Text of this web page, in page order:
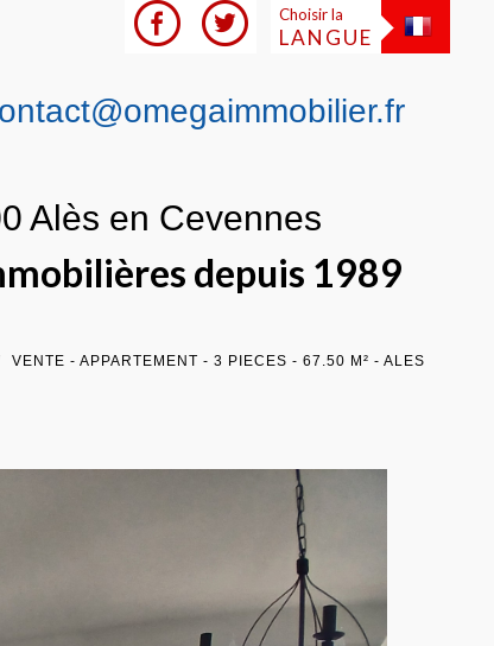
Choisir la
LANGUE
Alès en Cevennes
depuis 1989
VENTE - APPARTEMENT - 3 PIECES - 67.50 M² - ALES